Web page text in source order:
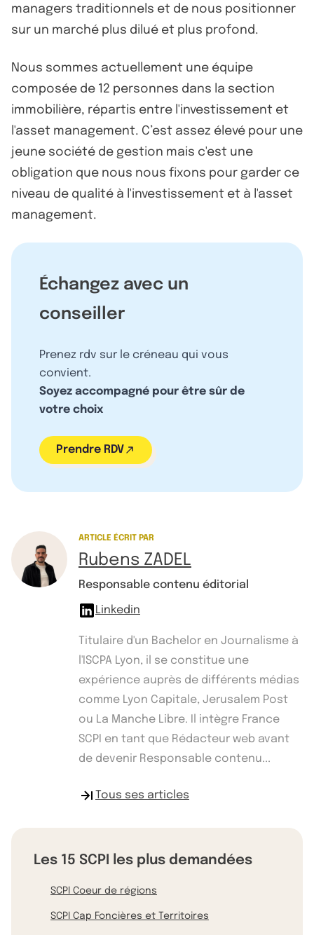
managers traditionnels et de nous positionner
sur un marché plus dilué et plus profond.
Nous sommes actuellement une équipe
composée de 12 personnes dans la section
immobilière, répartis entre l'investissement et
l'asset management. C’est assez élevé pour une
jeune société de gestion mais c'est une
obligation que nous nous fixons pour garder ce
niveau de qualité à l'investissement et à l'asset
management.
Échangez avec un
conseiller
Prenez rdv sur le créneau qui vous
convient.
Soyez accompagné pour être sûr de
votre choix
Prendre RDV
ARTICLE ÉCRIT PAR
Rubens ZADEL
Responsable contenu éditorial
Linkedin
Titulaire d'un Bachelor en Journalisme à
l'ISCPA Lyon, il se constitue une
expérience auprès de différents médias
comme Lyon Capitale, Jerusalem Post
ou La Manche Libre. Il intègre France
SCPI en tant que Rédacteur web avant
de devenir Responsable contenu...
Tous ses articles
Les 15 SCPI les plus demandées
SCPI Coeur de régions
SCPI Cap Foncières et Territoires